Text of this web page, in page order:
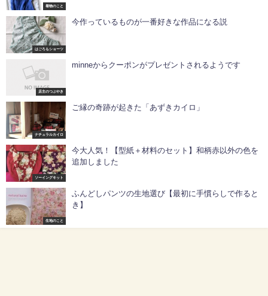
着物のこと
はごろもショーツ
今作っているものが一番好きな作品になる説
店主のつぶやき
minneからクーポンがプレゼントされるようです
ナチュラルカイロ
ご縁の奇跡が起きた「あずきカイロ」
ソーイングキット
今大人気！【型紙＋材料のセット】和柄赤以外の色を
追加しました
生地のこと
ふんどしパンツの生地選び【最初に手慣らしで作ると
き】